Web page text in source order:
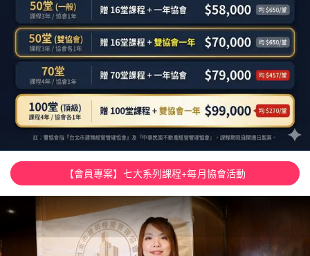
【會員專案】七大系列課程+每月協會活動